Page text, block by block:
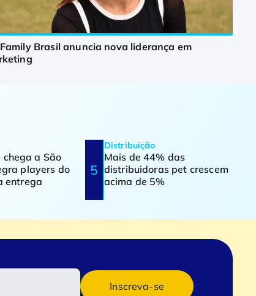
Brasil anuncia nova liderança em
a São
players do
entrega
Distribuição
Mais de 44% das
distribuidoras pet crescem
acima de 5%
Inscreva-se